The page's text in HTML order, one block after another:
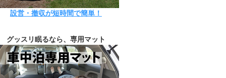
設営・撤収が短時間で簡単！
グッスリ眠るなら、専用マット